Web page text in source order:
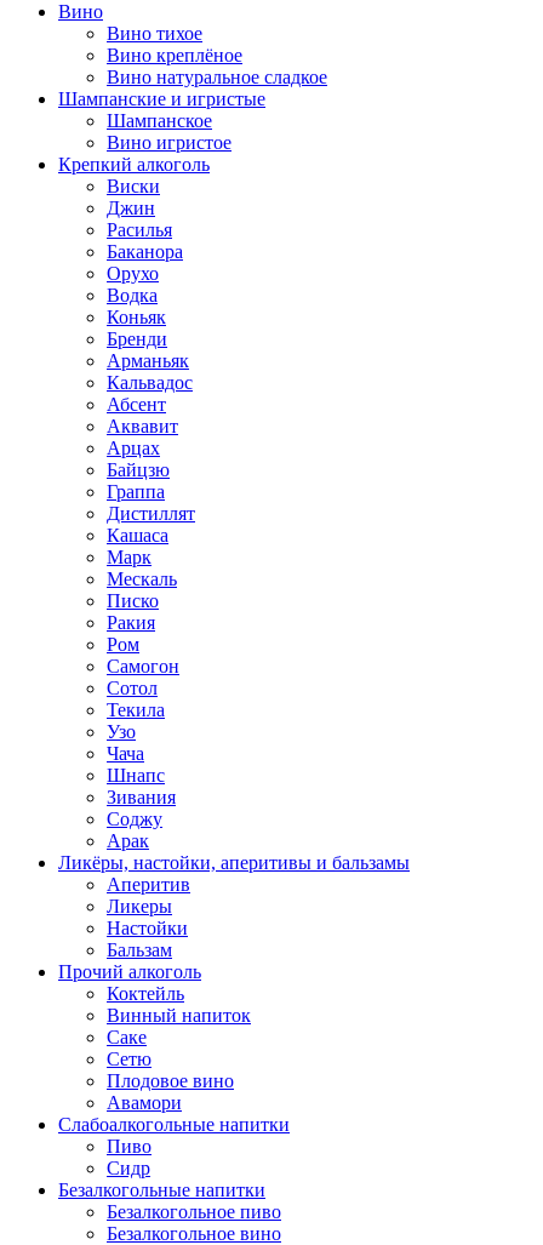
Вино
Вино тихое
Вино креплёное
Вино натуральное сладкое
Шампанские и игристые
Шампанское
Вино игристое
Крепкий алкоголь
Виски
Джин
Расилья
Баканора
Орухо
Водка
Коньяк
Бренди
Арманьяк
Кальвадос
Абсент
Аквавит
Арцах
Байцзю
Граппа
Дистиллят
Кашаса
Марк
Мескаль
Писко
Ракия
Ром
Самогон
Сотол
Текила
Узо
Чача
Шнапс
Зивания
Соджу
Арак
Ликёры, настойки, аперитивы и бальзамы
Аперитив
Ликеры
Настойки
Бальзам
Прочий алкоголь
Коктейль
Винный напиток
Саке
Сетю
Плодовое вино
Авамори
Слабоалкогольные напитки
Пиво
Сидр
Безалкогольные напитки
Безалкогольное пиво
Безалкогольное вино